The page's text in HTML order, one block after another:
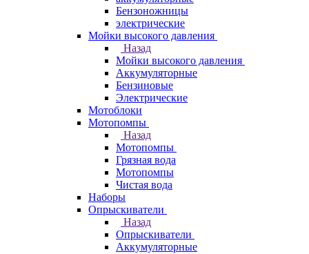
Бензоножницы
электрические
Мойки высокого давления
Назад
Мойки высокого давления
Аккумуляторные
Бензиновые
Электрические
Мотоблоки
Мотопомпы
Назад
Мотопомпы
Грязная вода
Мотопомпы
Чистая вода
Наборы
Опрыскиватели
Назад
Опрыскиватели
Аккумуляторные